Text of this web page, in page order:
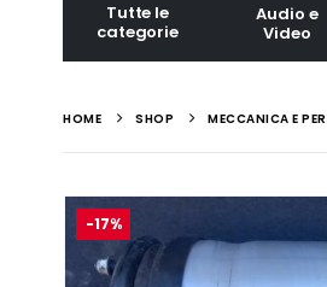
Tutte le
categorie
Audio e
Video
HOME SHOP MECCANICA E
-17%